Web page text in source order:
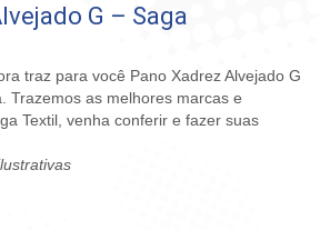
G – Saga
traz para você Pano Xadrez Alvejado G
Trazemos as melhores marcas e
Textil, venha conferir e fazer suas